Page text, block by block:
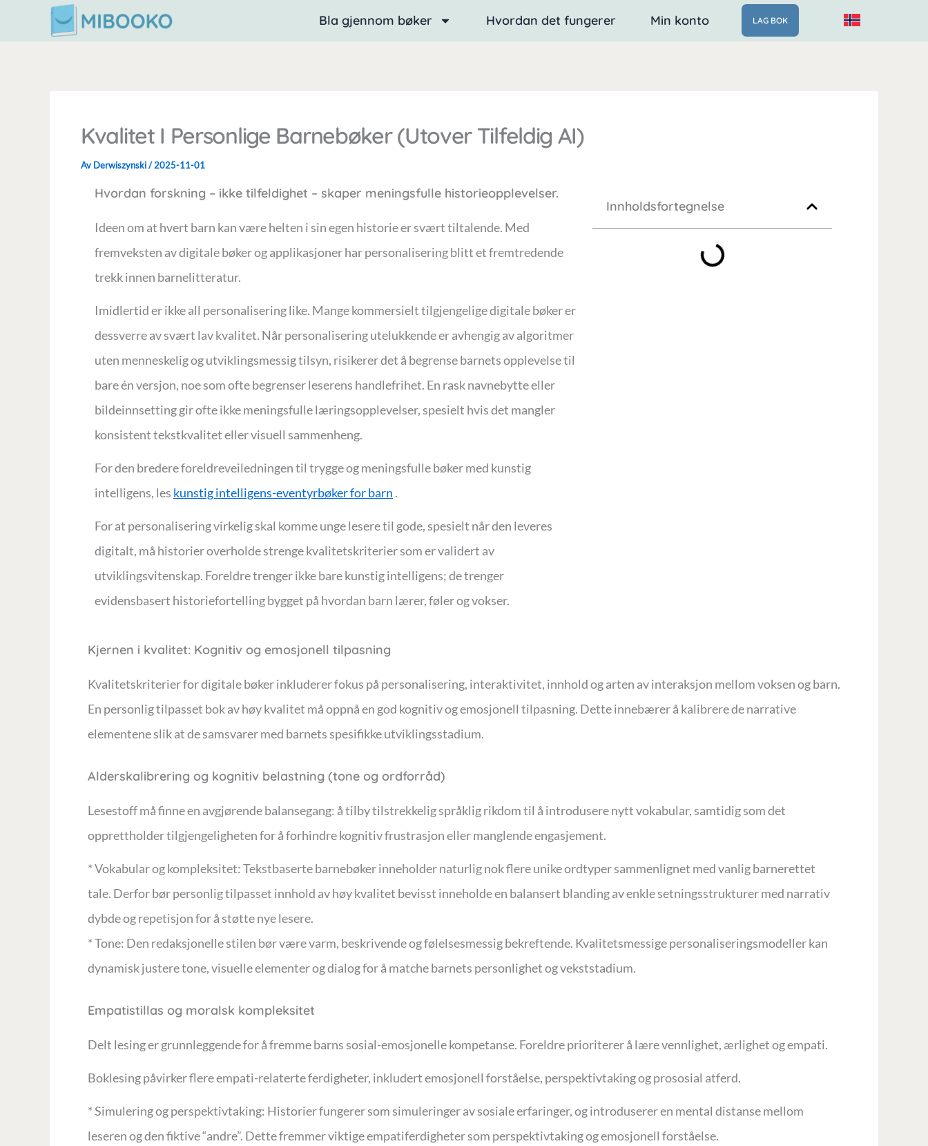
Bla gjennom bøker Hvordan det fungerer Min konto LAG BOK
Kvalitet I Personlige Barnebøker (utover Tilfeldig AI)
Av Derwiszynski/2025-11-01
Hvordan forskning – ikke tilfeldighet – skaper meningsfulle historieopplevelser.
Ideen om at hvert barn kan være helten i sin egen historie er svært tiltalende. Med
fremveksten av digitale bøker og applikasjoner har personalisering blitt et fremtredende
trekk innen barnelitteratur.
Imidlertid er ikke all personalisering like. Mange kommersielt tilgjengelige digitale bøker er
dessverre av svært lav kvalitet. Når personalisering utelukkende er avhengig av algoritmer
uten menneskelig og utviklingsmessig tilsyn, risikerer det å begrense barnets opplevelse til
bare én versjon, noe som ofte begrenser leserens handlefrihet. En rask navnebytte eller
bildeinnsetting gir ofte ikke meningsfulle læringsopplevelser, spesielt hvis det mangler
konsistent tekstkvalitet eller visuell sammenheng.
For den bredere foreldreveiledningen til trygge og meningsfulle bøker med kunstig
intelligens, les kunstig intelligens-eventyrbøker for barn .
For at personalisering virkelig skal komme unge lesere til gode, spesielt når den leveres
digitalt, må historier overholde strenge kvalitetskriterier som er validert av
utviklingsvitenskap. Foreldre trenger ikke bare kunstig intelligens; de trenger
evidensbasert historiefortelling bygget på hvordan barn lærer, føler og vokser.
Innholdsfortegnelse
Kjernen i kvalitet: Kognitiv og emosjonell tilpasning
Kvalitetskriterier for digitale bøker inkluderer fokus på personalisering, interaktivitet, innhold og arten av interaksjon mellom voksen og barn.
En personlig tilpasset bok av høy kvalitet må oppnå en god kognitiv og emosjonell tilpasning. Dette innebærer å kalibrere de narrative
elementene slik at de samsvarer med barnets spesifikke utviklingsstadium.
Alderskalibrering og kognitiv belastning (tone og ordforråd)
Lesestoff må finne en avgjørende balansegang: å tilby tilstrekkelig språklig rikdom til å introdusere nytt vokabular, samtidig som det
opprettholder tilgjengeligheten for å forhindre kognitiv frustrasjon eller manglende engasjement.
* Vokabular og kompleksitet: Tekstbaserte barnebøker inneholder naturlig nok flere unike ordtyper sammenlignet med vanlig barnerettet
tale. Derfor bør personlig tilpasset innhold av høy kvalitet bevisst inneholde en balansert blanding av enkle setningsstrukturer med narrativ
dybde og repetisjon for å støtte nye lesere.
* Tone: Den redaksjonelle stilen bør være varm, beskrivende og følelsesmessig bekreftende. Kvalitetsmessige personaliseringsmodeller kan
dynamisk justere tone, visuelle elementer og dialog for å matche barnets personlighet og vekststadium.
Empatistillas og moralsk kompleksitet
Delt lesing er grunnleggende for å fremme barns sosial-emosjonelle kompetanse. Foreldre prioriterer å lære vennlighet, ærlighet og empati.
Boklesing påvirker flere empati-relaterte ferdigheter, inkludert emosjonell forståelse, perspektivtaking og prososial atferd.
* Simulering og perspektivtaking: Historier fungerer som simuleringer av sosiale erfaringer, og introduserer en mental distanse mellom
leseren og den fiktive “andre”. Dette fremmer viktige empatiferdigheter som perspektivtaking og emosjonell forståelse.